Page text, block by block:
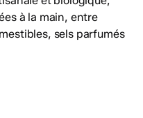
à la main, entre
sels parfumés